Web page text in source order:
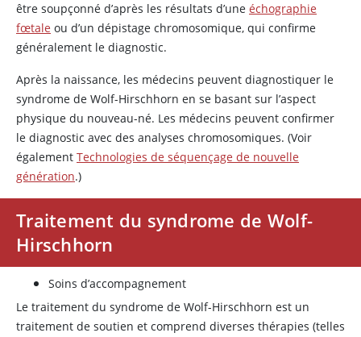
être soupçonné d’après les résultats d’une échographie
fœtale ou d’un dépistage chromosomique, qui confirme
généralement le diagnostic.
Après la naissance, les médecins peuvent diagnostiquer le
syndrome de Wolf-Hirschhorn en se basant sur l’aspect
physique du nouveau-né. Les médecins peuvent confirmer
le diagnostic avec des analyses chromosomiques. (Voir
également Technologies de séquençage de nouvelle
génération.)
Traitement du syndrome de Wolf-
Hirschhorn
Soins d’accompagnement
Le traitement du syndrome de Wolf-Hirschhorn est un
traitement de soutien et comprend diverses thérapies (telles